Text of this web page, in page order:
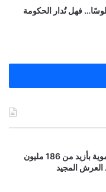
فهل تُدار الحكومة
عامل إقليم صفرو يطلق ويدشن مشاريع تنموية بأزيد من 186 مليون
العرش المجيد